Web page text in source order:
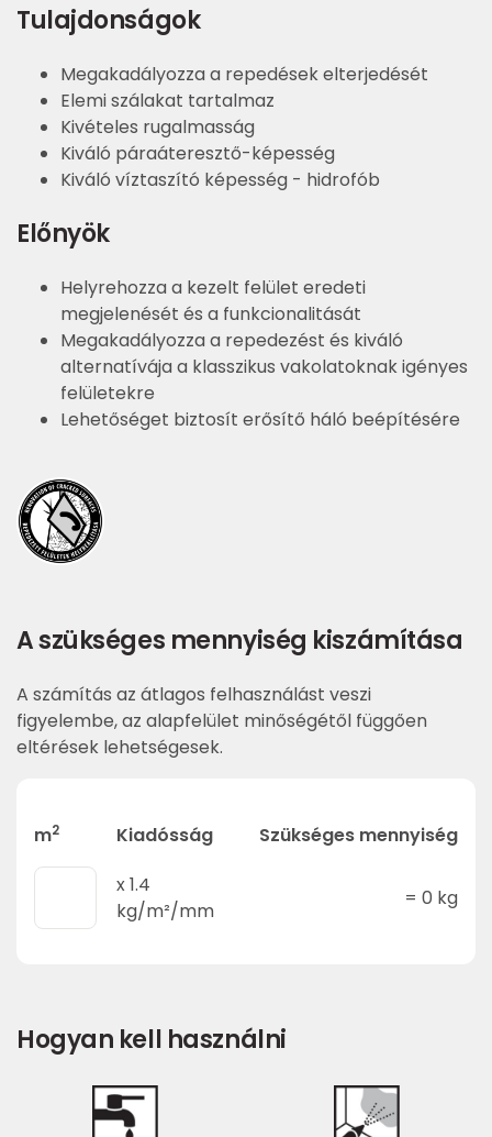
Tulajdonságok
Megakadályozza a repedések elterjedését
Elemi szálakat tartalmaz
Kivételes rugalmasság
Kiváló páraáteresztő-képesség
Kiváló víztaszító képesség - hidrofób
Előnyök
Helyrehozza a kezelt felület eredeti
megjelenését és a funkcionalitását
Megakadályozza a repedezést és kiváló
alternatívája a klasszikus vakolatoknak igényes
felületekre
Lehetőséget biztosít erősítő háló beépítésére
A szükséges mennyiség kiszámítása
A számítás az átlagos felhasználást veszi
figyelembe, az alapfelület minőségétől függően
eltérések lehetségesek.
m2 Kiadósság
Szükséges mennyiség
x1.4
kg/m²/mm
= 0 kg
Hogyan kell használni